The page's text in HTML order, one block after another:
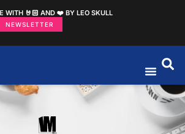
WITH 🤘🏻 AND ❤️ BY LEO SKULL
NEWSLETTER